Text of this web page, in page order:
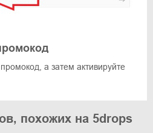
а затем активируйте
похожих на 5drops